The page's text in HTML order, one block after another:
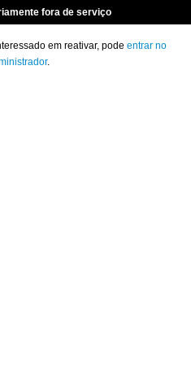
fora de serviço
em reativar, pode entrar no
.